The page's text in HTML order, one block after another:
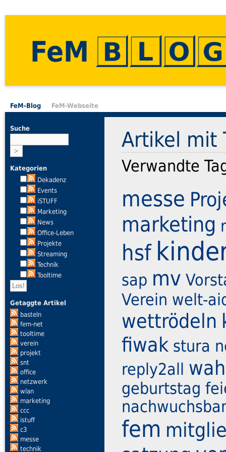
FeM
FeM-Blog FeM-Webseite
Suche
Kategorien
Dekadenz
Events
iSTUFF
Marketing
News
Office-Leben
Projekte
Streaming
Technik
Tooltime
Getaggte Artikel
basteln
fem-net
tooltime
verein
projekt
snt
office
netzwerk
wlan
marketing
ccc
istuff
c3
messe
technik
Artikel mit
Verwandte
messe
marketing
hsf
sap mv
Verein welt-
wettrödeln
fiwak stura
reply2all
geburtstag
fem